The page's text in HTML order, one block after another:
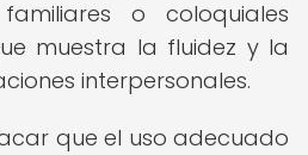
o coloquiales
muestra la fluidez y la
interpersonales.
que el uso adecuado